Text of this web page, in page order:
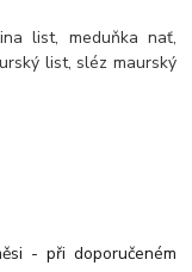
list, meduňka nať,
list, sléz maurský
- při doporučeném